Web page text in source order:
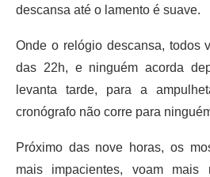
descansa até o lamento é suave.
Onde o relógio descansa, todos
das 22h, e ninguém acorda
levanta tarde, para a
cronógrafo não corre para
Próximo das nove horas, os
mais impacientes, voam